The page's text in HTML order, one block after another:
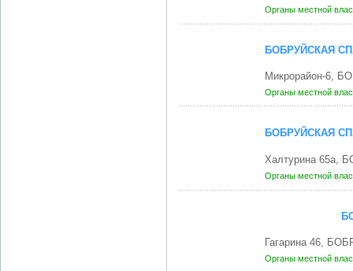
Органы местной
БОБРУЙСКАЯ
Микрорайон-6,
Органы местной
БОБРУЙСКАЯ
Халтурина 65а,
Органы местной
Гагарина 46,
Органы местной